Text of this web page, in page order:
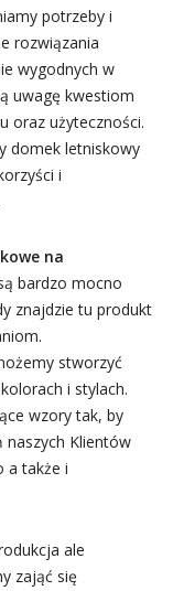
potrzeby i
rozwiązania
wygodnych w
uwagę kwestiom
oraz użyteczności.
domek letniskowy
i
na
bardzo mocno
znajdzie tu produkt
stworzyć
i stylach.
wzory tak, by
Klientów
a także i
ale
zająć się